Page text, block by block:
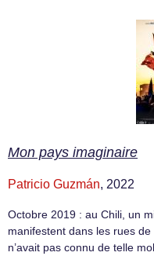
Mon pays imaginaire
Patricio Guzmán, 2022
Octobre 2019 : au Chili, un
manifestent dans les rues
n’avait pas connu de telle